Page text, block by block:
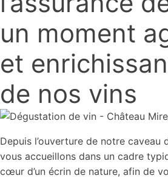
un moment
et
de nos vins
Depuis l’ouverture de notre caveau
vous accueillons dans un cadre
cœur d’un écrin de nature, afin de